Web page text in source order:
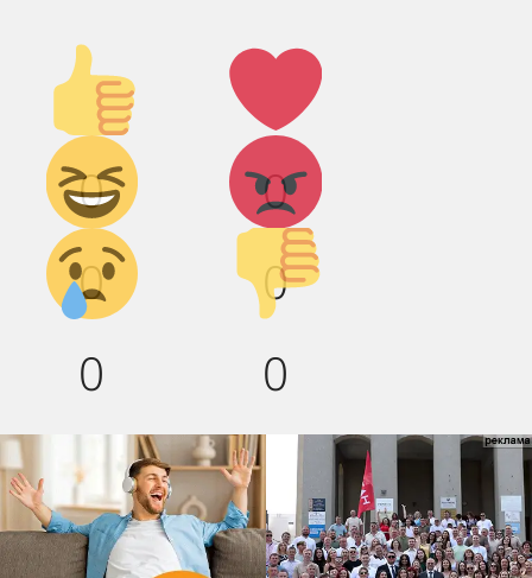
Палец
вверх!
0
Лайк!
0
Дикий
смех!
0
Агрессия!
0
Грусть :(
0
Палец
вниз!
0